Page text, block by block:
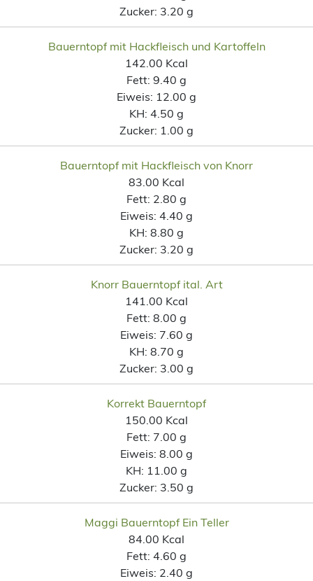
Zucker: 3.20 g
Bauerntopf mit Hackfleisch und Kartoffeln
142.00 Kcal
Fett: 9.40 g
Eiweis: 12.00 g
KH: 4.50 g
Zucker: 1.00 g
Bauerntopf mit Hackfleisch von Knorr
83.00 Kcal
Fett: 2.80 g
Eiweis: 4.40 g
KH: 8.80 g
Zucker: 3.20 g
Knorr Bauerntopf ital. Art
141.00 Kcal
Fett: 8.00 g
Eiweis: 7.60 g
KH: 8.70 g
Zucker: 3.00 g
Korrekt Bauerntopf
150.00 Kcal
Fett: 7.00 g
Eiweis: 8.00 g
KH: 11.00 g
Zucker: 3.50 g
Maggi Bauerntopf Ein Teller
84.00 Kcal
Fett: 4.60 g
Eiweis: 2.40 g